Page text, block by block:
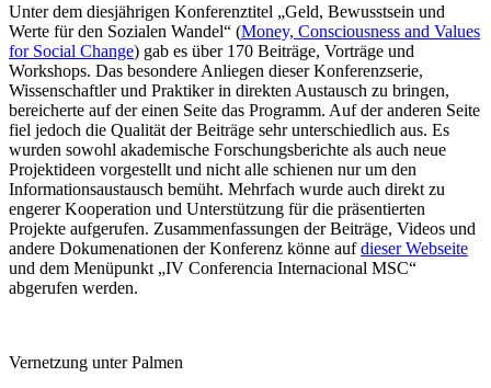
Unter dem diesjährigen Konferenztitel „Geld, Bewusstsein und
Werte für den Sozialen Wandel“ (Money, Consciousness and Values
for Social Change) gab es über 170 Beiträge, Vorträge und
Workshops. Das besondere Anliegen dieser Konferenzserie,
Wissenschaftler und Praktiker in direkten Austausch zu bringen,
bereicherte auf der einen Seite das Programm. Auf der anderen Seite
fiel jedoch die Qualität der Beiträge sehr unterschiedlich aus. Es
wurden sowohl akademische Forschungsberichte als auch neue
Projektideen vorgestellt und nicht alle schienen nur um den
Informationsaustausch bemüht. Mehrfach wurde auch direkt zu
engerer Kooperation und Unterstützung für die präsentierten
Projekte aufgerufen. Zusammenfassungen der Beiträge, Videos und
andere Dokumenationen der Konferenz könne aufdieser Webseite
und dem Menüpunkt „IV Conferencia Internacional MSC“
abgerufen werden.
Vernetzung unter Palmen